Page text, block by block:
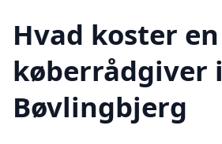
Hvad koster en
køberrådgiver i
Bøvlingbjerg